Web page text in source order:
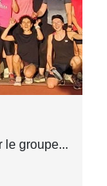
le groupe...